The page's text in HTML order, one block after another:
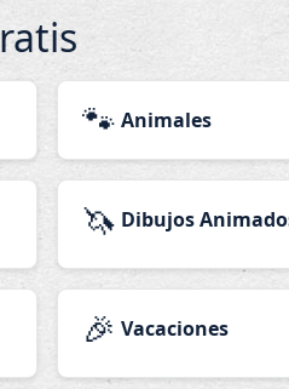
🐾 Animales
🦄 Dibujos
🎉 Vacaciones